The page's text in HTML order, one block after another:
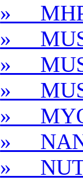
»
»
»
»
»
»
»